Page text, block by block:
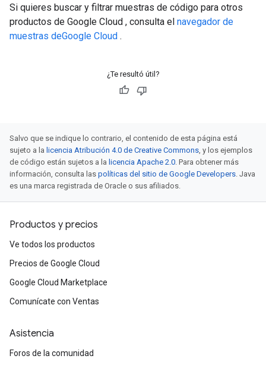
Si quieres buscar y filtrar muestras de código para otros
productos de Google Cloud , consulta el navegador de
muestras deGoogle Cloud .
¿Te resultó útil?
Salvo que se indique lo contrario, el contenido de esta página está
sujeto a la licencia Atribución 4.0 de Creative Commons, y los ejemplos
de código están sujetos a la licencia Apache 2.0. Para obtener más
información, consulta las políticas del sitio de Google Developers. Java
es una marca registrada de Oracle o sus afiliados.
Productos y precios
Ve todos los productos
Precios de Google Cloud
Google Cloud Marketplace
Comunícate con Ventas
Asistencia
Foros de la comunidad